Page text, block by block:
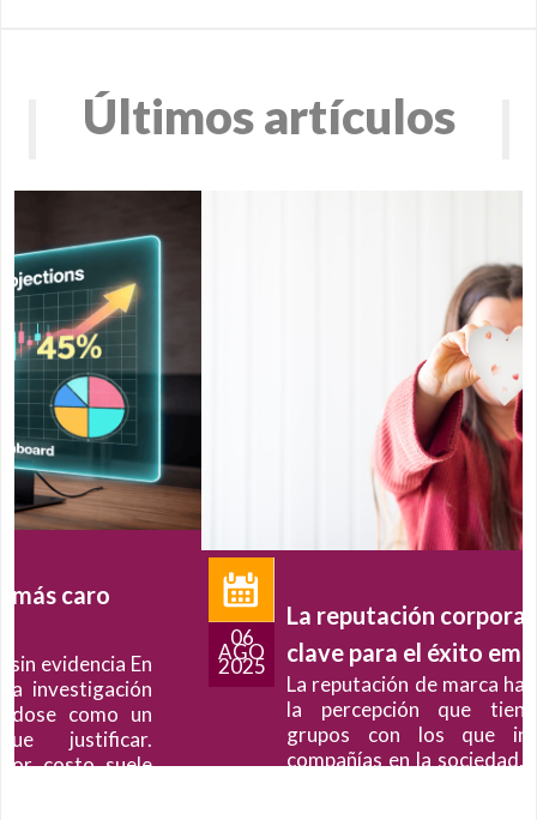
Últimos artículos
AGO
2025
La reputación corporativa, una
clave para el éxito empresarial
La reputación de marca hace referencia a
la percepción que tienen diferentes
grupos con los que interactúan las
compañías en la sociedad, como clientes,